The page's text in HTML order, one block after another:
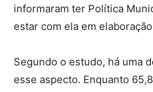
informaram ter Política
estar com ela em
Segundo o estudo, há uma
esse aspecto. Enquanto